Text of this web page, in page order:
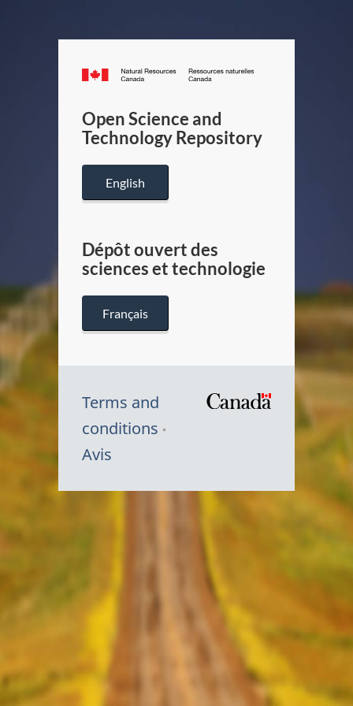
Canada.ca
/
Canada
Open Science and
Technology Repository
English
Dépôt ouvert des
sciences et technologie
Français
Terms and
conditions
Avis
Symbole
Canada